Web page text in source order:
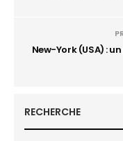
New-York (USA) :
RECHERCHE